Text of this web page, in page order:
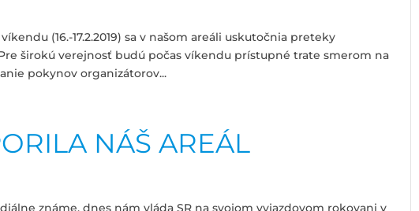
(16.-17.2.2019) sa v našom areáli uskutočnia preteky
širokú verejnosť budú počas víkendu prístupné trate smerom na
pokynov organizátorov...
NÁŠ AREÁL
známe, dnes nám vláda SR na svojom vyjazdovom rokovani v